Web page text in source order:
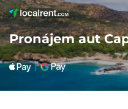
Pronájem aut